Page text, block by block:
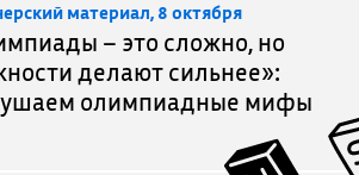
материал, 8 октября
– это сложно, но
делают сильнее»:
олимпиадные мифы